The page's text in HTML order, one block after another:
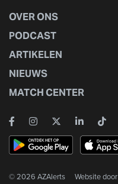
OVER ONS
PODCAST
ARTIKELEN
NIEUWS
MATCH CENTER
© 2026 AZAlerts Website door